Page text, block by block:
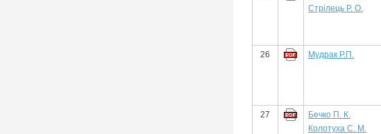
Стрілець Р. О.
26
Мудрак Р.П.
27
Бечко П. К.
Колотуха С. М.